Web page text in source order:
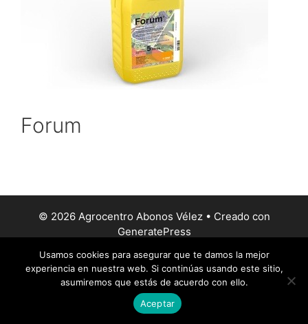
Forum
© 2026 Agrocentro Abonos Vélez• Creado con
GeneratePress
Usamos cookies para asegurar que te damos la mejor
experiencia en nuestra web. Si continúas usando este sitio,
asumiremos que estás de acuerdo con ello.
Aceptar